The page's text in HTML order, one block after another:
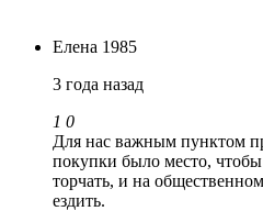
Елена 1985
3 года назад
1 0
Для нас важным пунктом
покупки было место,
торчать, и на
ездить.